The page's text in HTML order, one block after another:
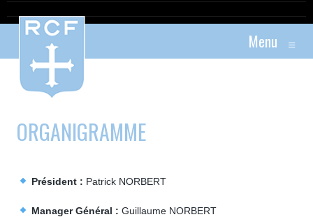
Menu ≡
ORGANIGRAMME
Président : Patrick NORBERT
Manager Général : Guillaume NORBERT